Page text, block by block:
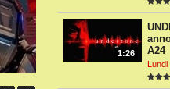
1:26
A24